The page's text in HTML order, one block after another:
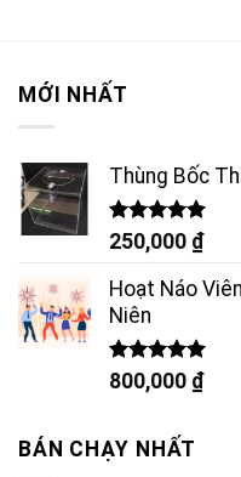
MỚI NHẤT
Thùng Bốc
Được xếp
hạng
5 sao
250,000 ₫
Hoạt Náo
Niên
Được xếp
hạng
800,000 ₫
BÁN CHẠY NHẤT